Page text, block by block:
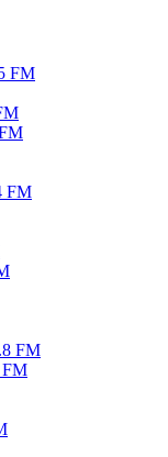
FM
FM
FM
FM